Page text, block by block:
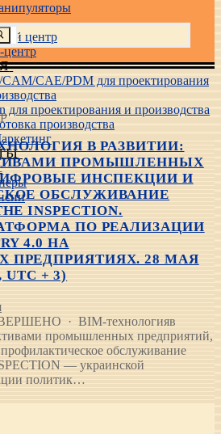
центр
CAE/PDM для проектирования
для проектирования и производства
производства
В РАЗВИТИИ:
ПРОМЫШЛЕННЫХ
ИНСПЕКЦИИ И
ОБСЛУЖИВАНИЕ
INSPECTION.
ПО РЕАЛИЗАЦИИ
4.0 НА
28 МАЯ
UTC + 3)
· BIM-технологияв
промышленных предприятий,
обслуживание
— украинской
политик…